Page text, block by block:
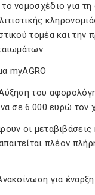
νομοσχέδιο για τη
τομέα και την
myAGRO
του
σε 6.000 ευρώ τον
οι
πλέον
για